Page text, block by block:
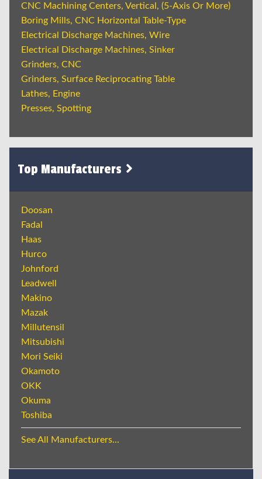
CNC Machining Centers, Vertical, (5-Axis Or More)
Boring Mills, CNC Horizontal Table-Type
Electrical Discharge Machines, Wire
Electrical Discharge Machines, Sinker
Grinders, CNC
Grinders, Surface Reciprocating Table
Lathes, Engine
Presses, Spotting
Top Manufacturers
Doosan
Fadal
Haas
Hurco
Johnford
Leadwell
Makino
Mazak
Millutensil
Mitsubishi
Mori Seiki
Okamoto
OKK
Okuma
Toshiba
See All Manufacturers...